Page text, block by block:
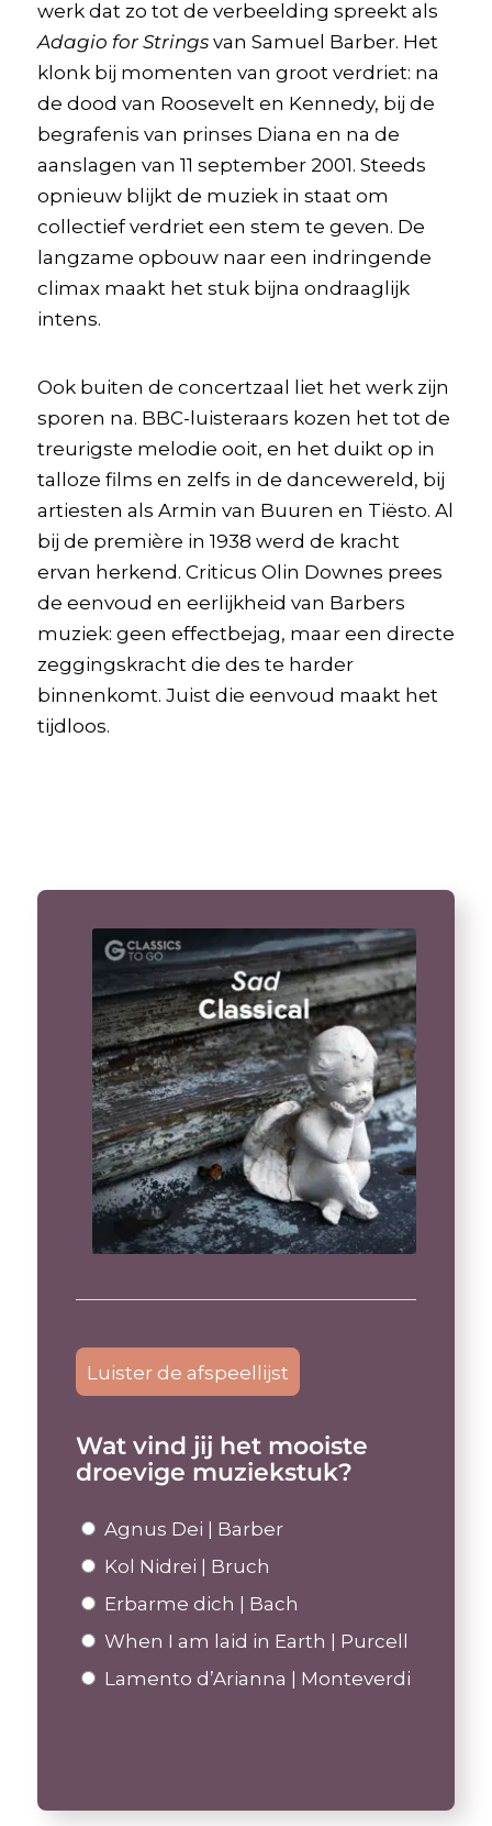
werk dat zo tot de verbeelding spreekt als
Adagio for Stringsvan Samuel Barber. Het
klonk bij momenten van groot verdriet: na
de dood van Roosevelt en Kennedy, bij de
begrafenis van prinses Diana en na de
aanslagen van 11 september 2001. Steeds
opnieuw blijkt de muziek in staat om
collectief verdriet een stem te geven. De
langzame opbouw naar een indringende
climax maakt het stuk bijna ondraaglijk
intens.
Ook buiten de concertzaal liet het werk zijn
sporen na. BBC-luisteraars kozen het tot de
treurigste melodie ooit, en het duikt op in
talloze films en zelfs in de dancewereld, bij
artiesten als Armin van Buuren en Tiësto. Al
bij de première in 1938 werd de kracht
ervan herkend. Criticus Olin Downes prees
de eenvoud en eerlijkheid van Barbers
muziek: geen effectbejag, maar een directe
zeggingskracht die des te harder
binnenkomt. Juist die eenvoud maakt het
tijdloos.
Luister de afspeellijst
Wat vind jij het mooiste
droevige muziekstuk?
Agnus Dei | Barber
Kol Nidrei | Bruch
Erbarme dich | Bach
When I am laid in Earth | Purcell
Lamento d’Arianna | Monteverdi